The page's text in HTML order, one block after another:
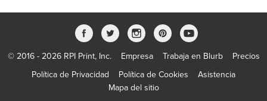
© 2016 - 2026 RPI Print, Inc. Empresa Trabaja en Blurb
Precios
Política de Privacidad
Política de Cookies
Asistencia
Mapa del sitio